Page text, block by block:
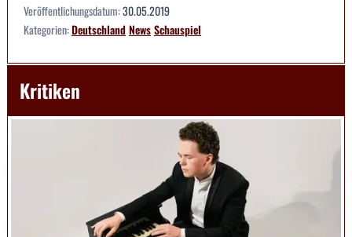
Veröffentlichungsdatum:30.05.2019
Kategorien:DeutschlandNewsSchauspiel
Kritiken